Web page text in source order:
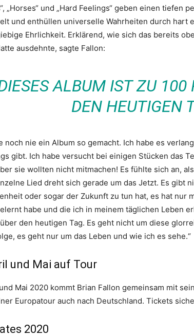
„Horses“ und „Hard Feelings“ geben einen tiefen
und enthüllen universelle Wahrheiten durch hart
Ehrlichkeit. Erklärend, wie sich das bereits
ausdehnte, sagte Fallon:
ALBUM IST ZU 100
DEN HEUTIGEN
noch nie ein Album so gemacht. Ich habe es
gibt. Ich habe versucht bei einigen Stücken das
sie wollten nicht mitmachen! Es fühlte sich an,
Lied dreht sich gerade um das Jetzt. Es gibt
oder sogar der Zukunft zu tun hat, es hat nur
habe und die ich in meinem täglichen Leben
den heutigen Tag. Es geht nicht um diese
es geht nur um das Leben und wie ich es sehe.“
und Mai auf Tour
Mai 2020 kommt Brian Fallon gemeinsam mit
Europatour auch nach Deutschland. Tickets
2020